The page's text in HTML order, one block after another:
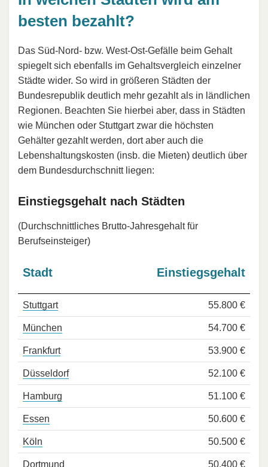
besten bezahlt?
Das Süd-Nord- bzw. West-Ost-Gefälle beim Gehalt
spiegelt sich ebenfalls im Gehaltsvergleich einzelner
Städte wider. So wird in größeren Städten der
Bundesrepublik deutlich mehr gezahlt als in ländlichen
Regionen. Beachten Sie hierbei aber, dass in Städten
wie München oder Stuttgart zwar die höchsten
Gehälter gezahlt werden, dort aber auch die
Lebenshaltungskosten (insb. die Mieten) deutlich über
dem Bundesdurchschnitt liegen:
Einstiegsgehalt nach Städten
(Durchschnittliches Brutto-Jahresgehalt für
Berufseinsteiger)
Stadt Einstiegsgehalt
Stuttgart 55.800 €
München 54.700 €
Frankfurt 53.900 €
Düsseldorf 52.100 €
Hamburg 51.100 €
Essen 50.600 €
Köln 50.500 €
Dortmund 50.400 €